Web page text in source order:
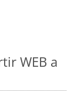
WEB a